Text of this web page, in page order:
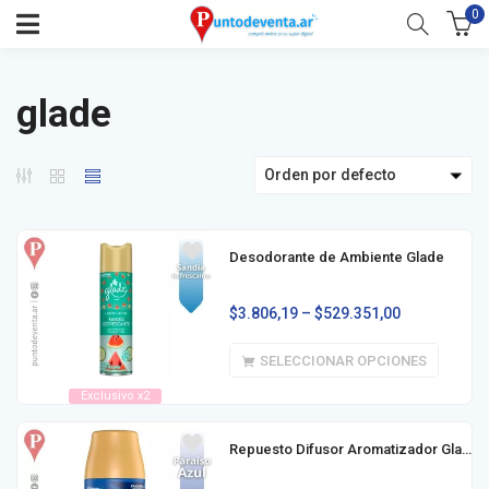
0
glade
Orden por defecto
Exclusivo x2
Desodorante de Ambiente Glade
$3.806,19– $529.351,00
SELECCIONAR OPCIONES
Repuesto Difusor Aromatizador Glade